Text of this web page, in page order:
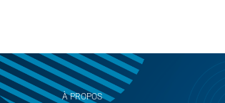
À PROPOS